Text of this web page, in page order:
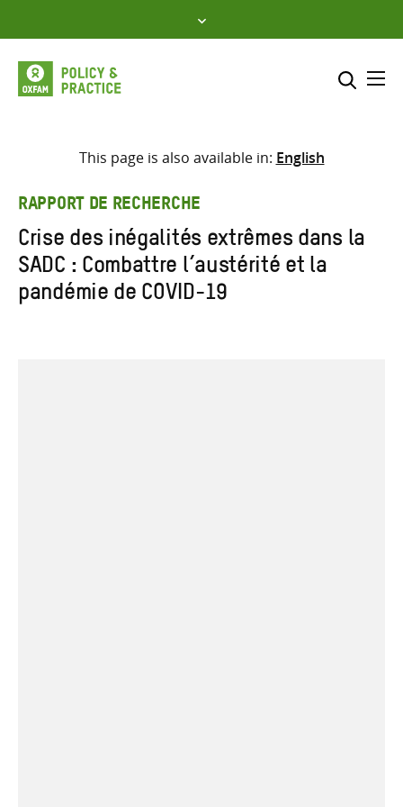
to
content
Sélectionner l’emplacement
les
termes
de
recherche
This page is also available in: English
RAPPORT DE RECHERCHE
Crise des inégalités extrêmes dans la
SADC : Combattre l’austérité et la
pandémie de COVID-19